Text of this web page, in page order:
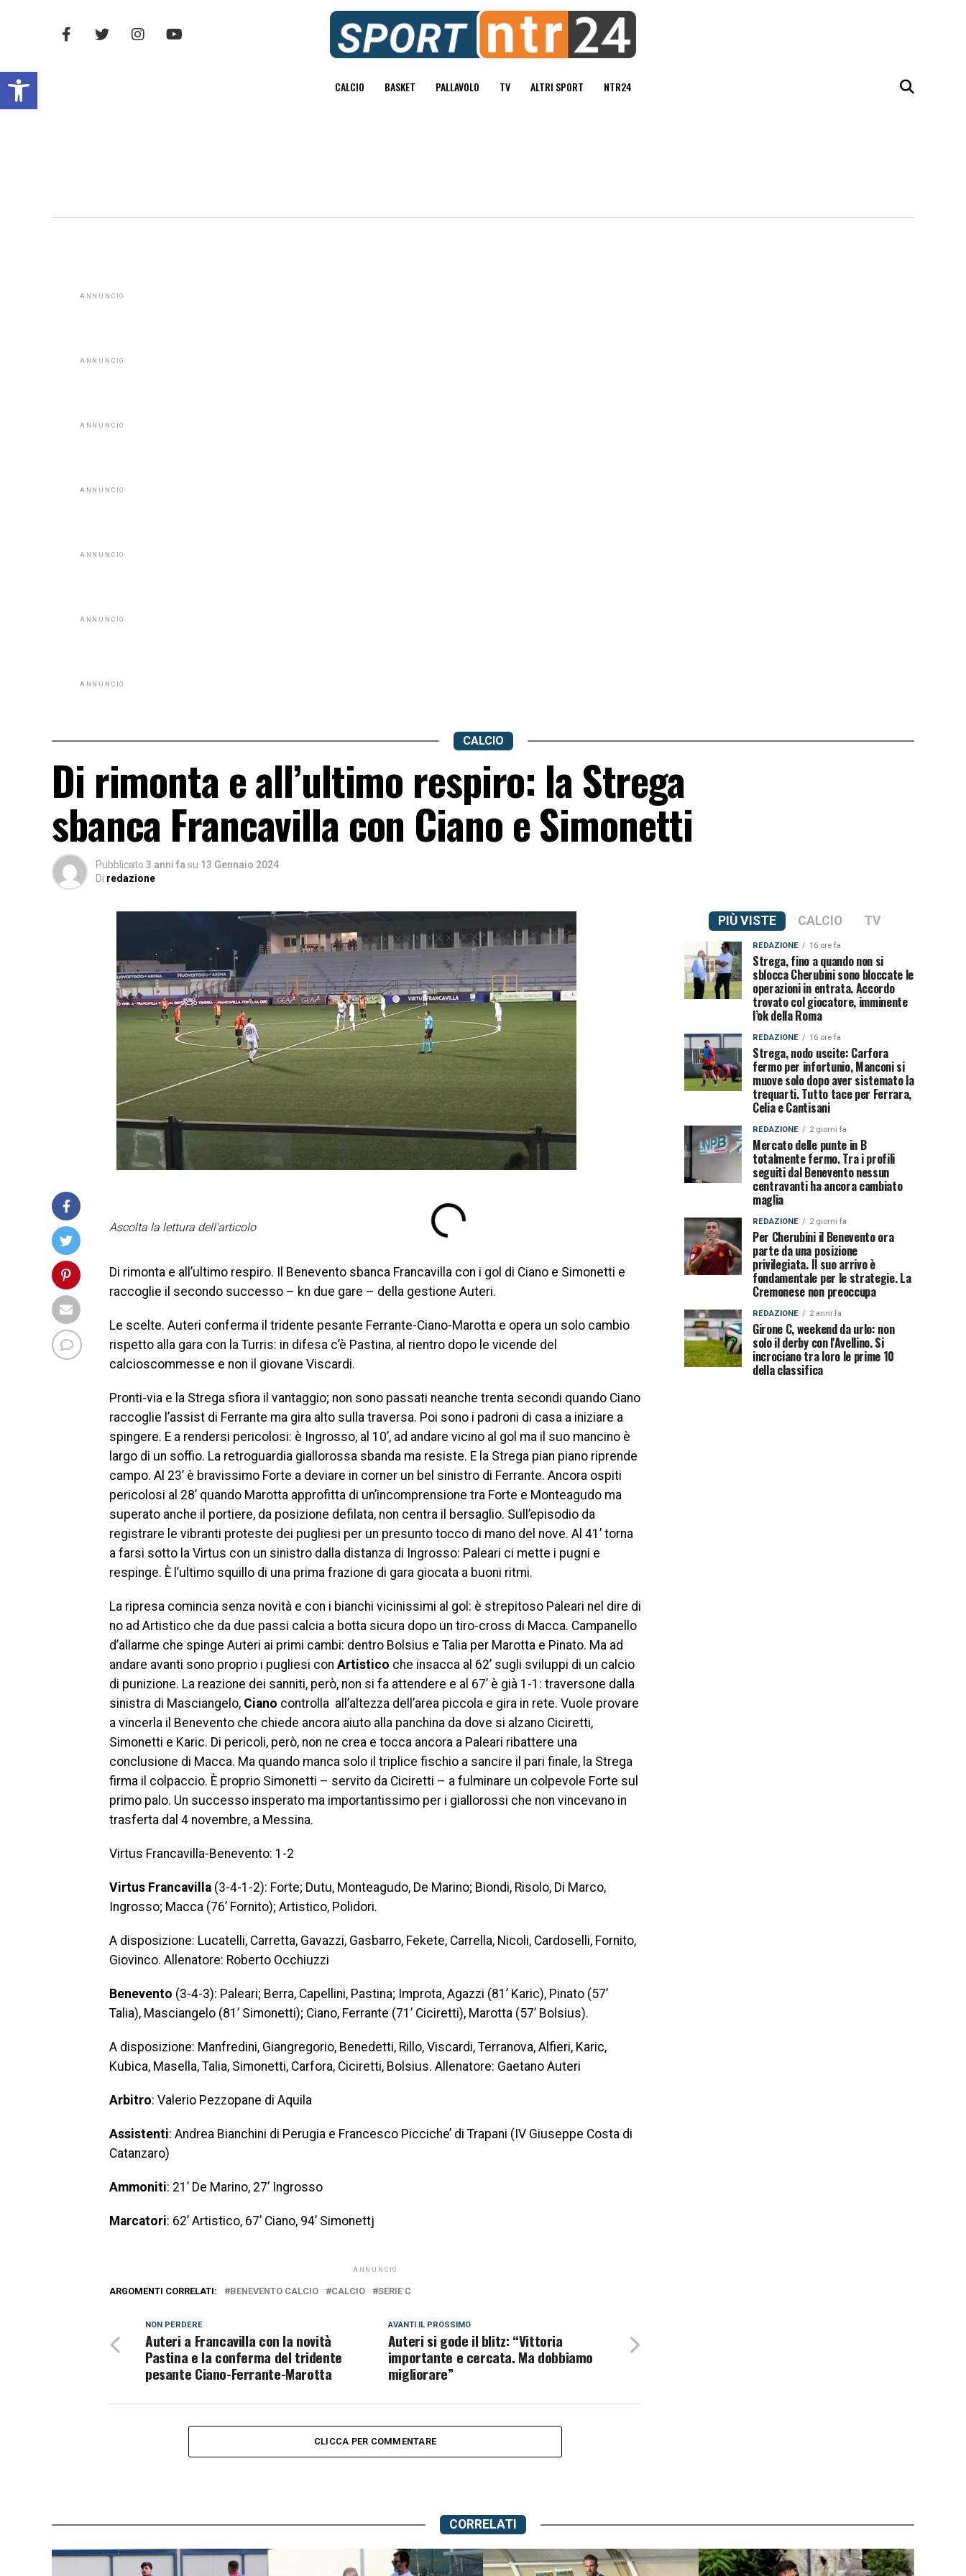
Open toolbar CALCIO BASKET PALLAVOLO TV ALTRI SPORT NTR24
ANNUNCIO
ANNUNCIO
ANNUNCIO
ANNUNCIO
ANNUNCIO
ANNUNCIO
ANNUNCIO
CALCIO
Di rimonta e all’ultimo respiro: la Strega
sbanca Francavilla con Ciano e Simonetti
Pubblicato 3 anni fa su 13 Gennaio 2024
Di redazione
Ascolta la lettura dell'articolo
Di rimonta e all’ultimo respiro. Il Benevento sbanca Francavilla con i gol di Ciano e Simonetti e
raccoglie il secondo successo – kn due gare – della gestione Auteri.
Le scelte. Auteri conferma il tridente pesante Ferrante-Ciano-Marotta e opera un solo cambio
rispetto alla gara con la Turris: in difesa c’è Pastina, al rientro dopo le vicende del
calcioscommesse e non il giovane Viscardi.
Pronti-via e la Strega sfiora il vantaggio; non sono passati neanche trenta secondi quando Ciano
raccoglie l’assist di Ferrante ma gira alto sulla traversa. Poi sono i padroni di casa a iniziare a
spingere. E a rendersi pericolosi: è Ingrosso, al 10’, ad andare vicino al gol ma il suo mancino è
largo di un soffio. La retroguardia giallorossa sbanda ma resiste. E la Strega pian piano riprende
campo. Al 23’ è bravissimo Forte a deviare in corner un bel sinistro di Ferrante. Ancora ospiti
pericolosi al 28’ quando Marotta approfitta di un’incomprensione tra Forte e Monteagudo ma
superato anche il portiere, da posizione defilata, non centra il bersaglio. Sull’episodio da
registrare le vibranti proteste dei pugliesi per un presunto tocco di mano del nove. Al 41’ torna
a farsi sotto la Virtus con un sinistro dalla distanza di Ingrosso: Paleari ci mette i pugni e
respinge. È l’ultimo squillo di una prima frazione di gara giocata a buoni ritmi.
La ripresa comincia senza novità e con i bianchi vicinissimi al gol: è strepitoso Paleari nel dire di
no ad Artistico che da due passi calcia a botta sicura dopo un tiro-cross di Macca. Campanello
d’allarme che spinge Auteri ai primi cambi: dentro Bolsius e Talia per Marotta e Pinato. Ma ad
andare avanti sono proprio i pugliesi con Artistico che insacca al 62’ sugli sviluppi di un calcio
di punizione. La reazione dei sanniti, però, non si fa attendere e al 67’ è già 1-1: traversone dalla
sinistra di Masciangelo, Ciano controlla all’altezza dell’area piccola e gira in rete. Vuole provare
a vincerla il Benevento che chiede ancora aiuto alla panchina da dove si alzano Ciciretti,
Simonetti e Karic. Di pericoli, però, non ne crea e tocca ancora a Paleari ribattere una
conclusione di Macca. Ma quando manca solo il triplice fischio a sancire il pari finale, la Strega
firma il colpaccio. È proprio Simonetti – servito da Ciciretti – a fulminare un colpevole Forte sul
primo palo. Un successo insperato ma importantissimo per i giallorossi che non vincevano in
trasferta dal 4 novembre, a Messina.
Virtus Francavilla-Benevento: 1-2
Virtus Francavilla (3-4-1-2): Forte; Dutu, Monteagudo, De Marino; Biondi, Risolo, Di Marco,
Ingrosso; Macca (76’ Fornito); Artistico, Polidori.
A disposizione: Lucatelli, Carretta, Gavazzi, Gasbarro, Fekete, Carrella, Nicoli, Cardoselli, Fornito,
Giovinco. Allenatore: Roberto Occhiuzzi
Benevento (3-4-3): Paleari; Berra, Capellini, Pastina; Improta, Agazzi (81’ Karic), Pinato (57’
Talia), Masciangelo (81’ Simonetti); Ciano, Ferrante (71’ Ciciretti), Marotta (57’ Bolsius).
A disposizione: Manfredini, Giangregorio, Benedetti, Rillo, Viscardi, Terranova, Alfieri, Karic,
Kubica, Masella, Talia, Simonetti, Carfora, Ciciretti, Bolsius. Allenatore: Gaetano Auteri
Arbitro: Valerio Pezzopane di Aquila
Assistenti: Andrea Bianchini di Perugia e Francesco Picciche’ di Trapani (IV Giuseppe Costa di
Catanzaro)
Ammoniti: 21’ De Marino, 27’ Ingrosso
Marcatori: 62’ Artistico, 67’ Ciano, 94’ Simonettj
ANNUNCIO
ARGOMENTI CORRELATI: BENEVENTO CALCIO CALCIO SERIE C
AVANTI IL ​​PROSSIMO
Auteri si gode il blitz: “Vittoria
importante e cercata. Ma dobbiamo
migliorare”
NON PERDERE
Auteri a Francavilla con la novità
Pastina e la conferma del tridente
pesante Ciano-Ferrante-Marotta
CLICCA PER COMMENTARE
PIÙ VISTE CALCIO TV
REDAZIONE 16 ore fa
Strega, fino a quando non si
sblocca Cherubini sono bloccate le
operazioni in entrata. Accordo
trovato col giocatore, imminente
l’ok della Roma
REDAZIONE 16 ore fa
Strega, nodo uscite: Carfora
fermo per infortunio, Manconi si
muove solo dopo aver sistemato la
trequarti. Tutto tace per Ferrara,
Celia e Cantisani
REDAZIONE 2 giorni fa
Mercato delle punte in B
totalmente fermo. Tra i profili
seguiti dal Benevento nessun
centravanti ha ancora cambiato
maglia
REDAZIONE 2 giorni fa
Per Cherubini il Benevento ora
parte da una posizione
privilegiata. Il suo arrivo è
fondamentale per le strategie. La
Cremonese non preoccupa
REDAZIONE 2 anni fa
Girone C, weekend da urlo: non
solo il derby con l'Avellino. Si
incrociano tra loro le prime 10
della classifica
CORRELATI